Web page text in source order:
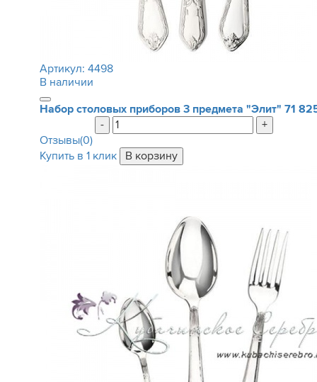
Артикул: 4498
В наличии
Набор столовых приборов 3 предмета "Элит" 71
-
+
Отзывы(0)
Купить в 1 клик